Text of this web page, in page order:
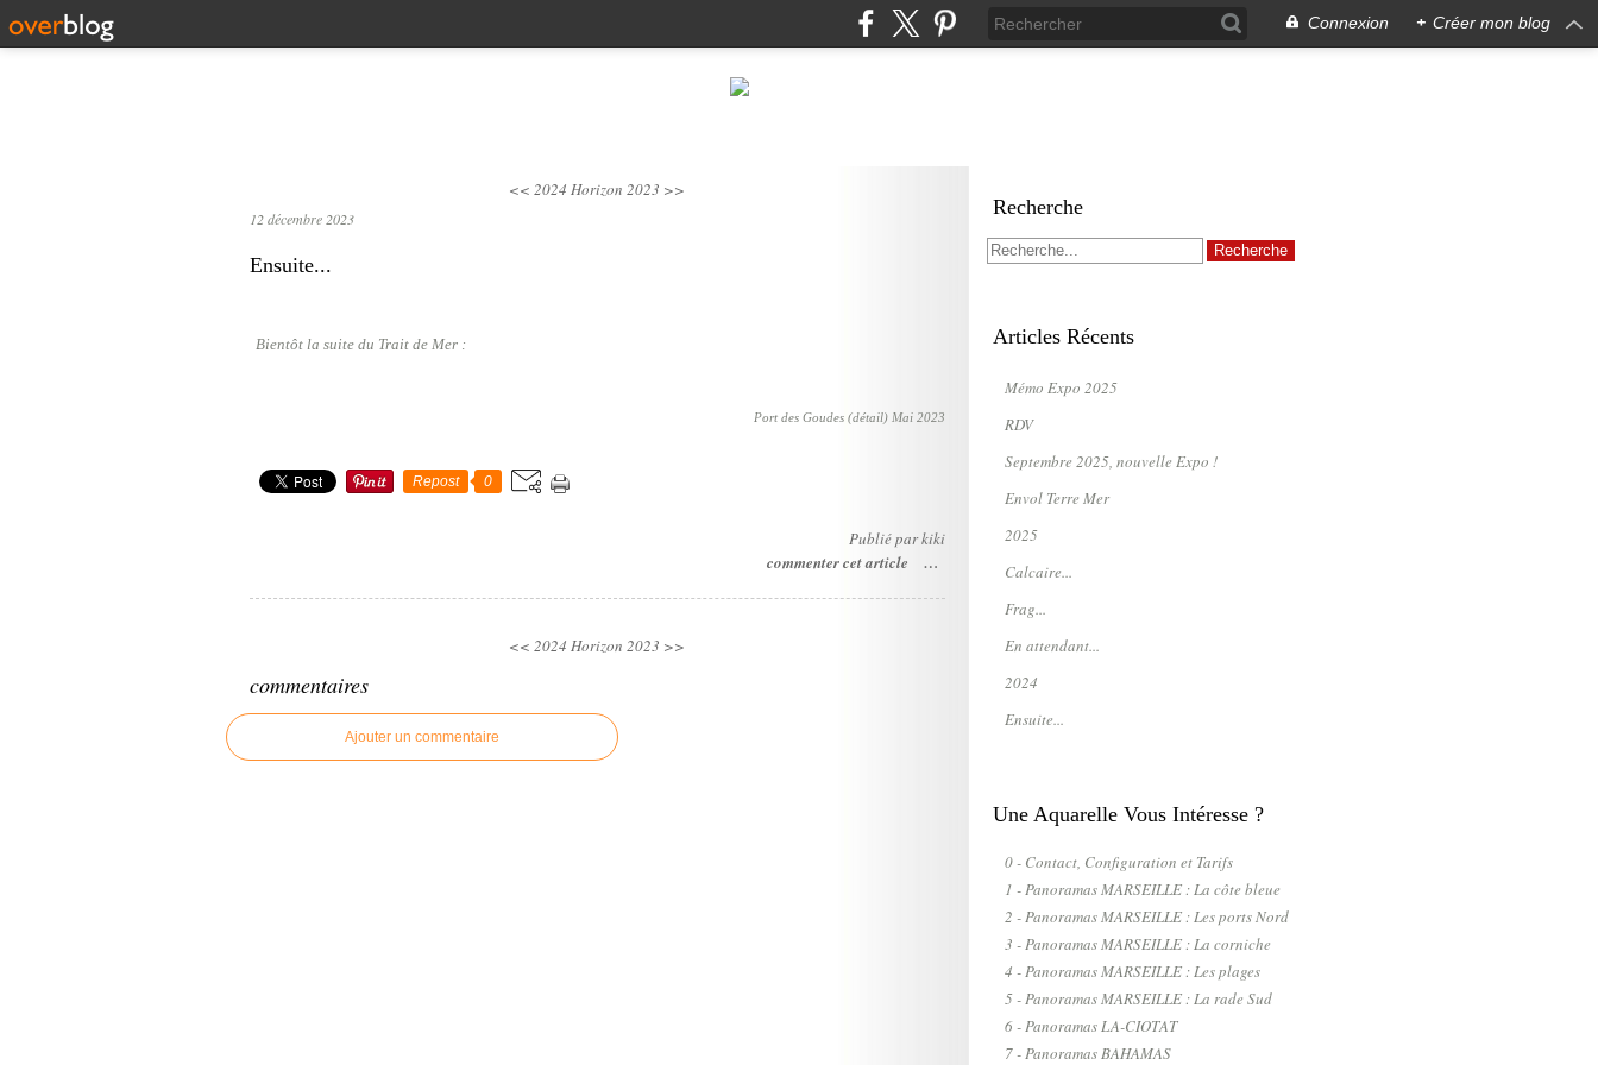
Connexion + Créer mon blog
<< 2024 Horizon 2023 >>
12 décembre 2023
Ensuite...
Bientôt la suite du Trait de Mer :
Port des Goudes (détail) Mai 2023
Repost 0
Publié par kiki
commenter cet article
…
<< 2024 Horizon 2023 >>
commentaires
Ajouter un commentaire
Recherche
Articles Récents
Mémo Expo 2025
RDV
Septembre 2025, nouvelle Expo !
Envol Terre Mer
2025
Calcaire...
Frag...
En attendant...
2024
Ensuite...
Une Aquarelle Vous Intéresse ?
0 - Contact, Configuration et Tarifs
1 - Panoramas MARSEILLE : La côte bleue
2 - Panoramas MARSEILLE : Les ports Nord
3 - Panoramas MARSEILLE : La corniche
4 - Panoramas MARSEILLE : Les plages
5 - Panoramas MARSEILLE : La rade Sud
6 - Panoramas LA-CIOTAT
7 - Panoramas BAHAMAS